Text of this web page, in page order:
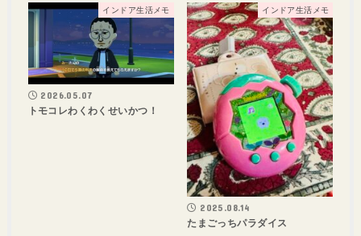
インドア生活メモ
2026.05.07
トモコレわくわくせいかつ！
インドア生活メモ
2025.08.14
たまごっちパラダイス